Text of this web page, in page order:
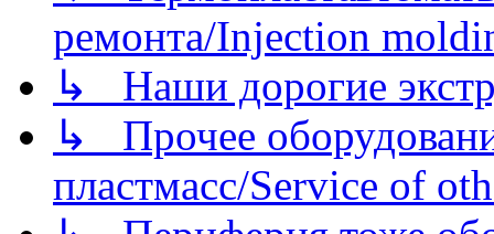
ремонта/Injection
↳ Наши дорогие
↳ Прочее
пластмасс/Service of